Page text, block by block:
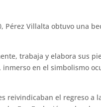
Villalta obtuvo una
trabaja y elabora sus
en el simbolismo
reivindicaban el regreso a